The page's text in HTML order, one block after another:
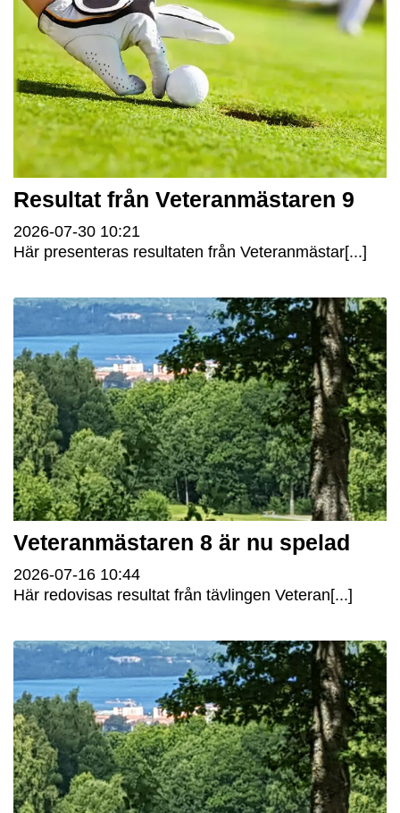
Resultat från Veteranmästaren 9
2026-07-30 10:21
Här presenteras resultaten från Veteranmästar[...]
Veteranmästaren 8 är nu spelad
2026-07-16 10:44
Här redovisas resultat från tävlingen Veteran[...]